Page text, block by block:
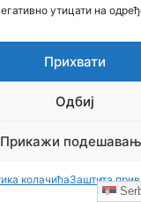
утицати на
Прихвати
Одбиј
Прикажи
колачићаЗаштита